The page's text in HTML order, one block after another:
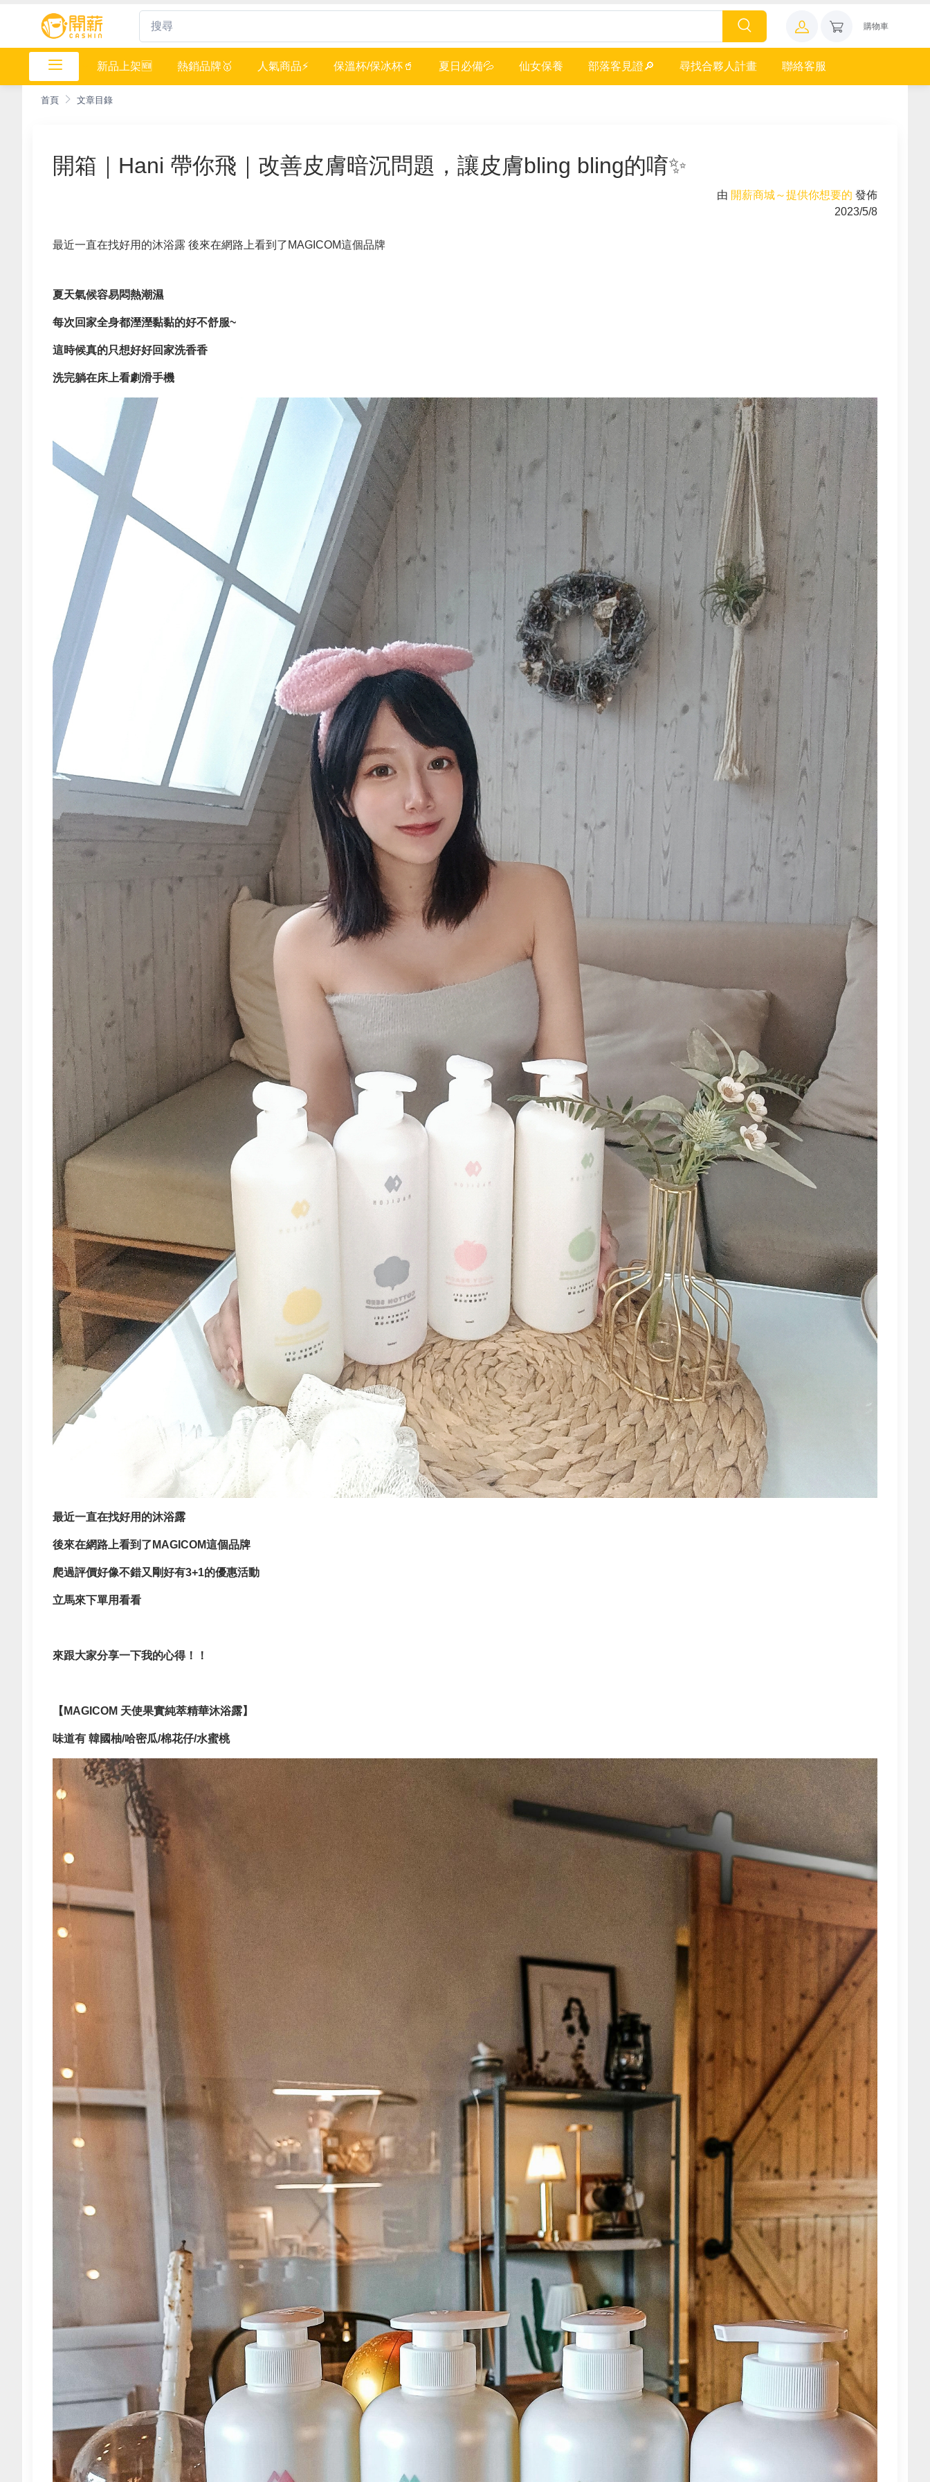
購物車
新品上架🆕 熱銷品牌🥇 人氣商品⚡️ 保溫杯/保冰杯🥤 夏日必備💦 仙女保養 部落客見證🔎 尋找合夥人計畫 聯絡客服
首頁 文章目錄
開箱｜Hani 帶你飛｜改善皮膚暗沉問題，讓皮膚bling bling的唷✨
由 開薪商城～提供你想要的 發佈
2023/5/8
最近一直在找好用的沐浴露 後來在網路上看到了MAGICOM這個品牌
夏天氣候容易悶熱潮濕
每次回家全身都溼溼黏黏的好不舒服~
這時候真的只想好好回家洗香香
洗完躺在床上看劇滑手機
最近一直在找好用的沐浴露
後來在網路上看到了MAGICOM這個品牌
爬過評價好像不錯又剛好有3+1的優惠活動
立馬來下單用看看
來跟大家分享一下我的心得！！
【MAGICOM 天使果實純萃精華沐浴露】
味道有 韓國柚/哈密瓜/棉花仔/水蜜桃